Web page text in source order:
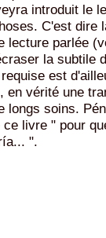
introduit le
C'est dire
lecture parlée
la subtile
est
en vérité une
longs soins.
livre " pour
".